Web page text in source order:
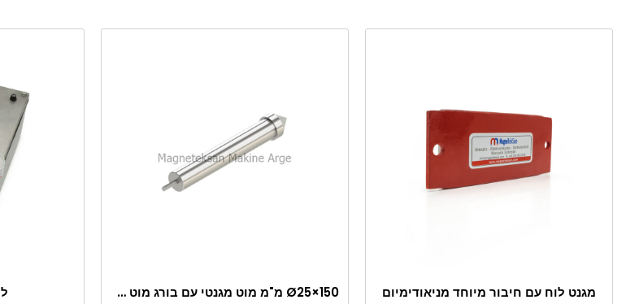
מגנט לוח עם חיבור מיוחד מניאודימיום Ø25×150 מ"מ מוט מגנטי עם בורג מוט – ראש בצורת קליע